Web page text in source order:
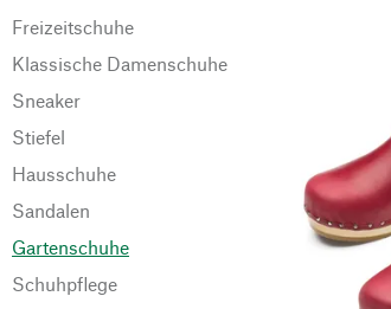
Freizeitschuhe
Klassische Damenschuhe
Sneaker
Stiefel
Hausschuhe
Sandalen
Gartenschuhe
Schuhpflege